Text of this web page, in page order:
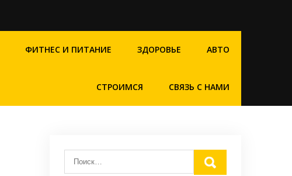
ФИТНЕС И ПИТАНИЕ ЗДОРОВЬЕ АВТО
СТРОИМСЯ СВЯЗЬ С НАМИ